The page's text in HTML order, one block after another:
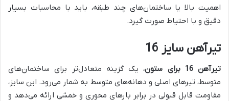
اهمیت بالا یا ساختمان‌های چند طبقه، باید با محاسبات بسیار
دقیق و با احتیاط صورت گیرد.
تیرآهن سایز 16
تیرآهن 16 برای ستون
، یک گزینه متعادل‌تر برای ساختمان‌های
متوسط، تیرهای اصلی و دهانه‌های متوسط به شمار می‌رود. این سایز،
مقاومت قابل قبولی در برابر بارهای محوری و خمشی ارائه می‌دهد و